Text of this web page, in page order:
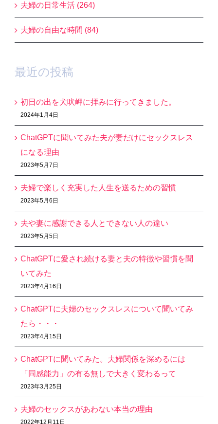
夫婦の日常生活 (264)
夫婦の自由な時間 (84)
最近の投稿
初日の出を犬吠岬に拝みに行ってきました。
2024年1月4日
ChatGPTに聞いてみた夫が妻だけにセックスレス
になる理由
2023年5月7日
夫婦で楽しく充実した人生を送るための習慣
2023年5月6日
夫や妻に感謝できる人とできない人の違い
2023年5月5日
ChatGPTに愛され続ける妻と夫の特徴や習慣を聞
いてみた
2023年4月16日
ChatGPTに夫婦のセックスレスについて聞いてみ
たら・・・
2023年4月15日
ChatGPTに聞いてみた。夫婦関係を深めるには
「同感能力」の有る無しで大きく変わるって
2023年3月25日
夫婦のセックスがあわない本当の理由
2022年12月11日